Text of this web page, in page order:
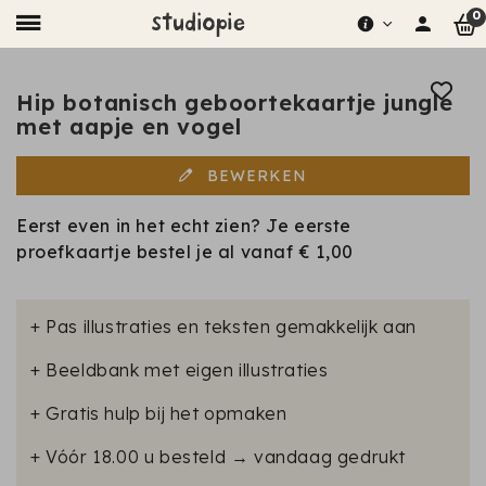
0
Hip botanisch geboortekaartje jungle
met aapje en vogel
BEWERKEN
Eerst even in het echt zien? Je eerste
proefkaartje bestel je al vanaf€ 1,00
+ Pas illustraties en teksten gemakkelijk aan
+ Beeldbank met eigen illustraties
+ Gratis hulp bij het opmaken
+ Vóór 18.00 u besteld → vandaag gedrukt